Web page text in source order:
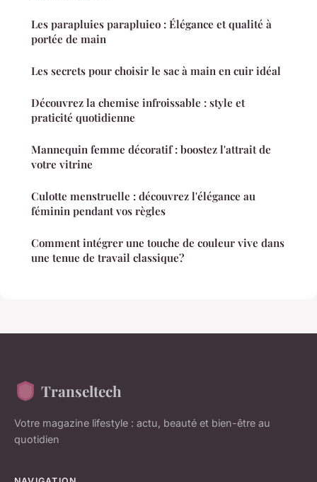
Les parapluies parapluieo : Élégance et qualité à
portée de main
Les secrets pour choisir le sac à main en cuir idéal
Découvrez la chemise infroissable : style et
praticité quotidienne
Mannequin femme décoratif : boostez l'attrait de
votre vitrine
Culotte menstruelle : découvrez l'élégance au
féminin pendant vos règles
Comment intégrer une touche de couleur vive dans
une tenue de travail classique?
Transeltech
Votre magazine lifestyle : actu, beauté et bien-être au
quotidien